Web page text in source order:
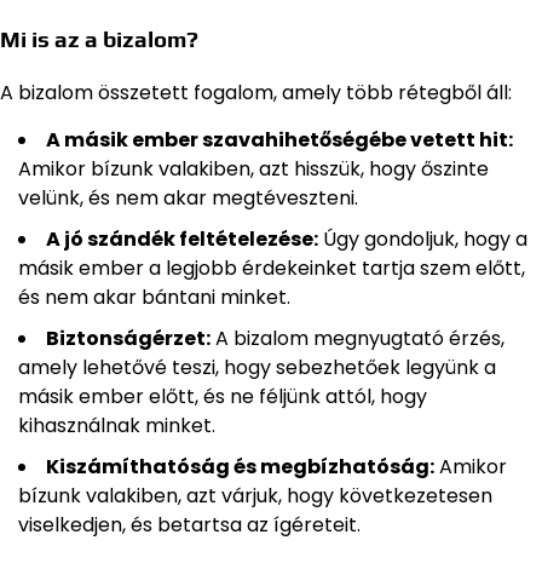
Mi is az a bizalom?
A bizalom összetett fogalom, amely több rétegből áll:
A másik ember szavahihetőségébe vetett hit:
Amikor bízunk valakiben, azt hisszük, hogy őszinte
velünk, és nem akar megtéveszteni.
A jó szándék feltételezése: Úgy gondoljuk, hogy a
másik ember a legjobb érdekeinket tartja szem előtt,
és nem akar bántani minket.
Biztonságérzet:A bizalom megnyugtató érzés,
amely lehetővé teszi, hogy sebezhetőek legyünk a
másik ember előtt, és ne féljünk attól, hogy
kihasználnak minket.
Kiszámíthatóság és megbízhatóság:Amikor
bízunk valakiben, azt várjuk, hogy következetesen
viselkedjen, és betartsa az ígéreteit.